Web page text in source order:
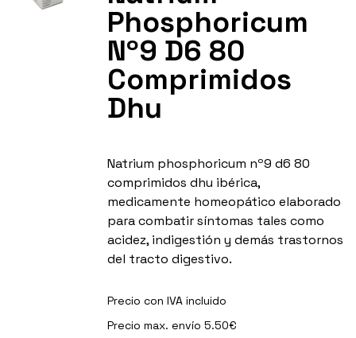
Phosphoricum
Nº9 D6 80
Comprimidos
Dhu
Natrium phosphoricum nº9 d6 80
comprimidos dhu ibérica,
medicamente homeopático elaborado
para combatir síntomas tales como
acidez, indigestión y demás trastornos
del tracto digestivo.
Precio con IVA incluido
Precio max. envío 5.50€